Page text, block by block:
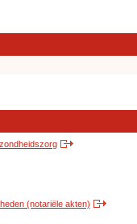
(notariële akten)